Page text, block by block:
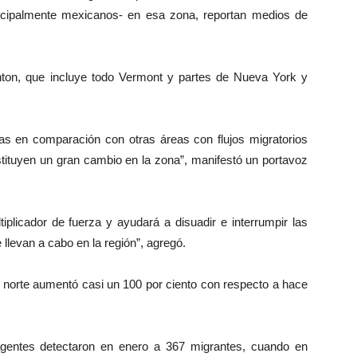
mexicanos- en esa zona, reportan medios de
que incluye todo Vermont y partes de Nueva York y
en comparación con otras áreas con flujos migratorios
un gran cambio en la zona”, manifestó un portavoz
de fuerza y ayudará a disuadir e interrumpir las
a cabo en la región”, agregó.
aumentó casi un 100 por ciento con respecto a hace
detectaron en enero a 367 migrantes, cuando en